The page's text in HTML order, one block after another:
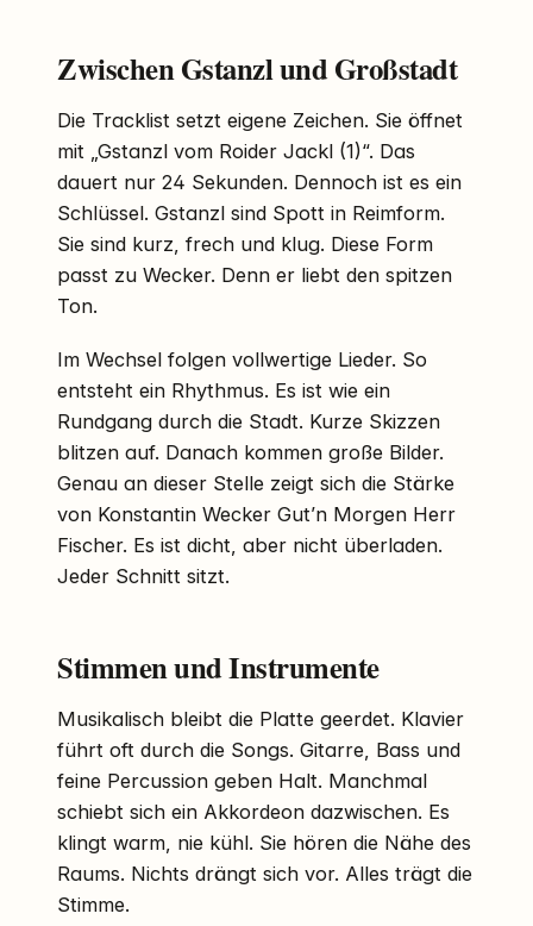
Zwischen Gstanzl und Großstadt
Die Tracklist setzt eigene Zeichen. Sie öffnet
mit „Gstanzl vom Roider Jackl (1)“. Das
dauert nur 24 Sekunden. Dennoch ist es ein
Schlüssel. Gstanzl sind Spott in Reimform.
Sie sind kurz, frech und klug. Diese Form
passt zu Wecker. Denn er liebt den spitzen
Ton.
Im Wechsel folgen vollwertige Lieder. So
entsteht ein Rhythmus. Es ist wie ein
Rundgang durch die Stadt. Kurze Skizzen
blitzen auf. Danach kommen große Bilder.
Genau an dieser Stelle zeigt sich die Stärke
von Konstantin Wecker Gut’n Morgen Herr
Fischer. Es ist dicht, aber nicht überladen.
Jeder Schnitt sitzt.
Stimmen und Instrumente
Musikalisch bleibt die Platte geerdet. Klavier
führt oft durch die Songs. Gitarre, Bass und
feine Percussion geben Halt. Manchmal
schiebt sich ein Akkordeon dazwischen. Es
klingt warm, nie kühl. Sie hören die Nähe des
Raums. Nichts drängt sich vor. Alles trägt die
Stimme.